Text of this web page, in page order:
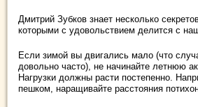
Дмитрий Зубков знает несколько
которыми с удовольствием делится с
Если зимой вы двигались мало (что
довольно часто), не начинайте летнюю
Нагрузки должны расти постепенно.
пешком, наращивайте расстояния